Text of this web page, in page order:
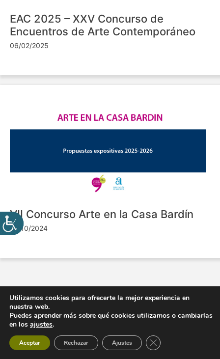
EAC 2025 – XXV Concurso de
Encuentros de Arte Contemporáneo
06/02/2025
VII Concurso Arte en la Casa Bardín
24/10/2024
Utilizamos cookies para ofrecerte la mejor experiencia en
nuestra web.
Puedes aprender más sobre qué cookies utilizamos o cambiarlas
en los ajustes.
Aceptar Rechazar Ajustes Cerrar el banner de